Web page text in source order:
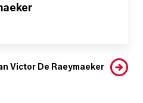
Victor De Raeymaeker